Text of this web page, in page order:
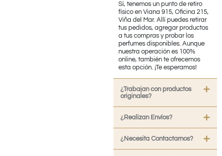
Sí, tenemos un punto de retiro
físico en Viana 915, Oficina 215,
Viña del Mar. Allí puedes retirar
tus pedidos, agregar productos
a tus compras y probar los
perfumes disponibles. Aunque
nuestra operación es 100%
online, también te ofrecemos
esta opción. ¡Te esperamos!
¿Trabajan con productos
originales?
¿Realizan Envíos?
¿Necesita Contactarnos?